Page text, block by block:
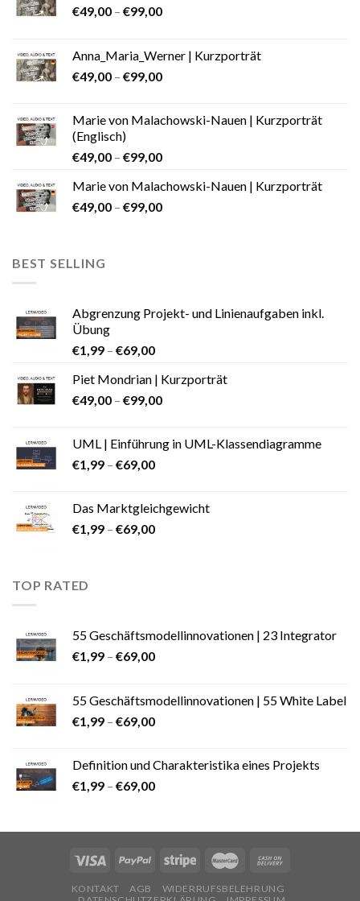
€49,00 – €99,00
Anna_Maria_Werner | Kurzporträt
€49,00 – €99,00
Marie von Malachowski-Nauen | Kurzporträt
(Englisch)
€49,00 – €99,00
Marie von Malachowski-Nauen | Kurzporträt
€49,00 – €99,00
BEST SELLING
Abgrenzung Projekt- und Linienaufgaben inkl.
Übung
€1,99 – €69,00
Piet Mondrian | Kurzporträt
€49,00 – €99,00
UML | Einführung in UML-Klassendiagramme
€1,99 – €69,00
Das Marktgleichgewicht
€1,99 – €69,00
TOP RATED
55 Geschäftsmodellinnovationen | 23 Integrator
€1,99 – €69,00
55 Geschäftsmodellinnovationen | 55 White Label
€1,99 – €69,00
Definition und Charakteristika eines Projekts
€1,99 – €69,00
KONTAKT AGB
WIDERRUFSBELEHRUNG